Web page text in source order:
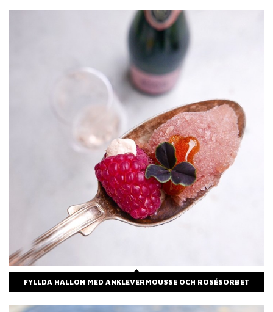
FYLLDA HALLON MED ANKLEVERMOUSSE OCH ROSÉSORBET